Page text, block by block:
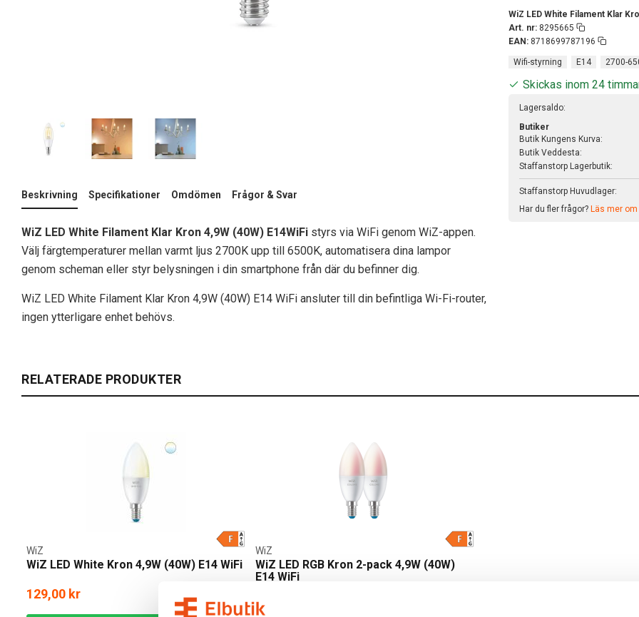
Beskrivning Specifikationer Omdömen Frågor & Svar
WiZ LED White Filament Klar Kron 4,9W (40W) E14WiFi styrs via WiFi genom WiZ-appen.
Välj färgtemperaturer mellan varmt ljus 2700K upp till 6500K, automatisera dina lampor
genom scheman eller styr belysningen i din smartphone från där du befinner dig.
WiZ LED White Filament Klar Kron 4,9W (40W) E14 WiFi ansluter till din befintliga Wi-Fi-router,
ingen ytterligare enhet behövs.
WiZ LED White Filament Klar
Art. nr: 8295665
EAN: 8718699787196
Wifi-styrning E14 2700-
Skickas inom 24
Lagersaldo:
Butiker
Butik Kungens Kurva:
Butik Veddesta:
Staffanstorp Lagerbutik:
Staffanstorp Huvudlager:
Har du fler frågor? Läs mer
RELATERADE PRODUKTER
WiZ LED White Kron 4,9W (40W) E14 WiFi
WiZ
129,00 kr
WiZ LED RGB Kron 2-pack 4,9W (40W)
E14 WiFi
WiZ